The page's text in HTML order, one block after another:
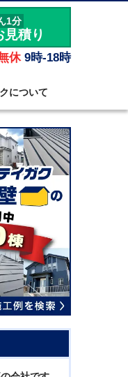
1分
見積り
休 9時-18時
について